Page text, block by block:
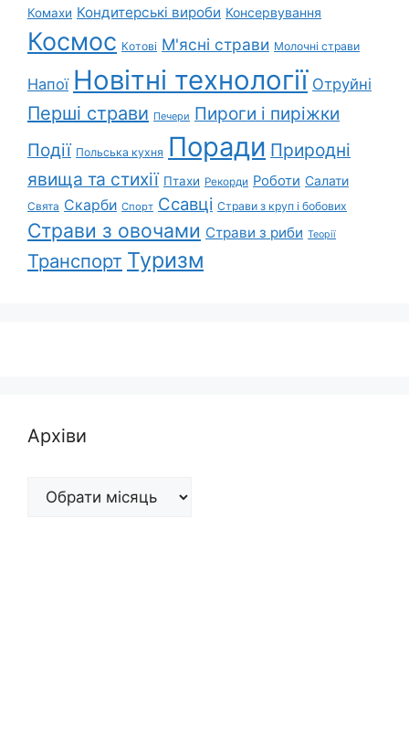
Комахи Кондитерські вироби Консервування
Космос Котові М'ясні страви Молочні страви
Напої Новітні технології Отруйні
Перші страви Печери Пироги і пиріжки
Події Польська кухня Поради Природні
явища та стихії Птахи Рекорди Роботи Салати
Свята Скарби Спорт Ссавці Страви з круп і бобових
Страви з овочами Страви з риби Теорії
Транспорт Туризм
Архіви
Архіви